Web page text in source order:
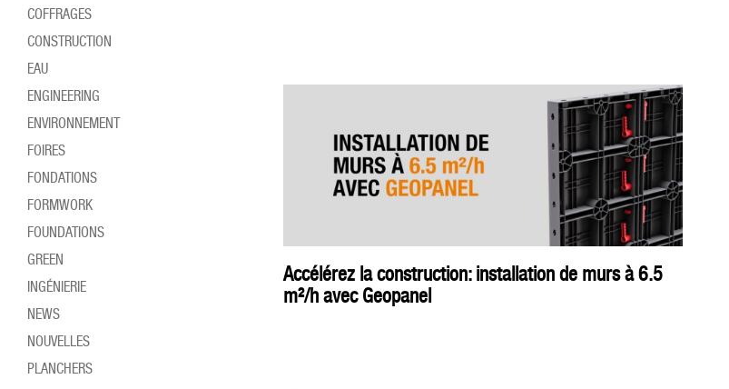
Accélérez la construction: installation de murs à 6.5
m²/h avec Geopanel
COFFRAGES
CONSTRUCTION
EAU
ENGINEERING
ENVIRONNEMENT
FOIRES
FONDATIONS
FORMWORK
FOUNDATIONS
GREEN
INGÉNIERIE
NEWS
NOUVELLES
PLANCHERS